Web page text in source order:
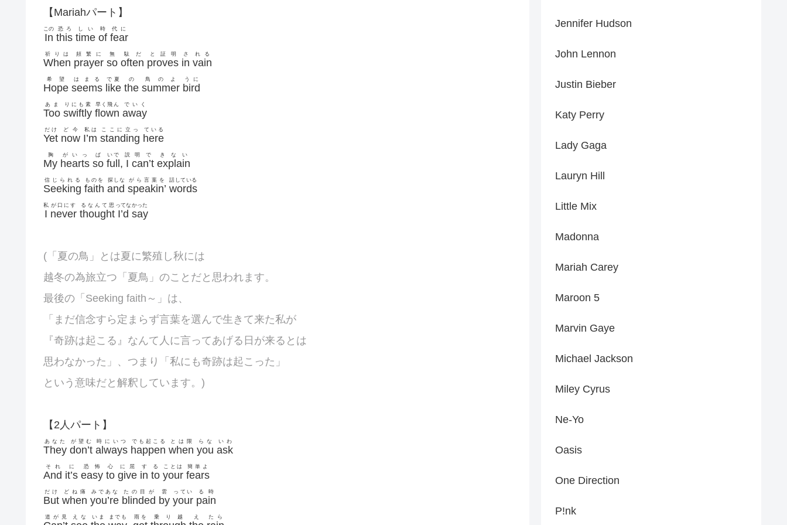
【Mariahパート】
In
この
this
恐ろ
time
しい
of
時
fear
代に
When
祈りは
prayer
頻繁に
so
無
often
駄だ
proves
と証明
in
さ
vain
れる
Hope
希望
seems
はまる
like
で夏
the
の
summer
鳥のよ
bird
うに
Too
あま
swiftly
りにも素
flown
早く飛ん
away
でいく
Yet
だけ
now
ど今
I’m
私は
standing
ここに立っ
here
ている
My
胸
hearts
がいっ
so
ぱ
full
いで
, I
説
can’t
明で
explain
きない
Seeking
信じられる
faith
ものを
and
探しな
speakin’
がら言葉を
words
話している
I
私
never
が口にす
thought
るなんて思
I’d
ってな
say
かった
(「夏の鳥」とは夏に繁殖し秋には
越冬の為旅立つ「夏鳥」のことだと思われます。
最後の「Seeking faith～」は、
「まだ信念すら定まらず言葉を選んで生きて来た私が
『奇跡は起こる』なんて人に言ってあげる日が来るとは
思わなかった」、つまり「私にも奇跡は起こった」
という意味だと解釈しています。)
【2人パート】
They
あなた
don’t
が望む
always
時にいつ
happen
でも起こる
when
とは限
you
らな
ask
いわ
And
それ
it’s
に
easy
恐怖
to
心
give
に屈
in
す
to
る
your
ことは
fears
簡単よ
But
だけ
when
どね痛
you’re
みであな
blinded
たの目が
by
雲
your
ってい
pain
る時
道が見 えな いま までも 雨を 乗り越 え たら
Jennifer Hudson
John Lennon
Justin Bieber
Katy Perry
Lady Gaga
Lauryn Hill
Little Mix
Madonna
Mariah Carey
Maroon 5
Marvin Gaye
Michael Jackson
Miley Cyrus
Ne-Yo
Oasis
One Direction
P!nk